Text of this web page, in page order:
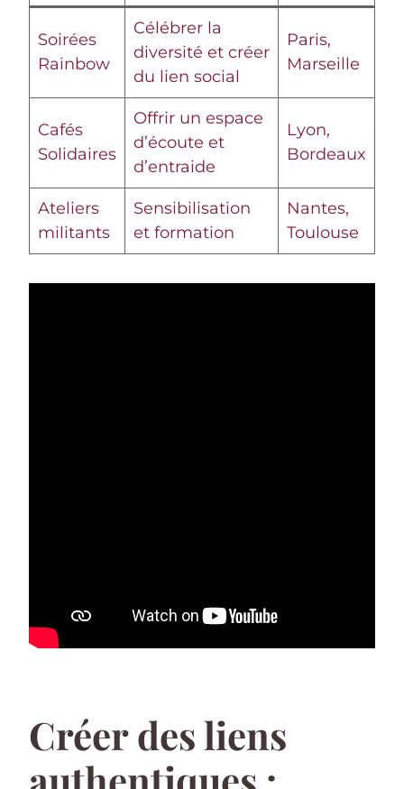
Soirées
Rainbow
Célébrer la
diversité et créer
du lien social
Paris,
Marseille
Cafés
Solidaires
Offrir un espace
d’écoute et
d’entraide
Lyon,
Bordeaux
Ateliers
militants
Sensibilisation
et formation
Nantes,
Toulouse
Créer des liens